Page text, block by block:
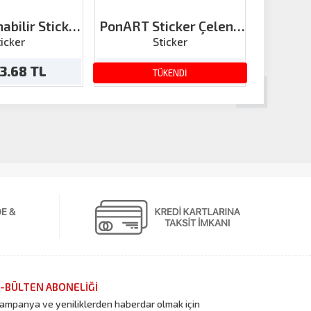
Sticker
TL TÜKENDİ
PonART Sticker Çelenk
Altın
Sticker
24.99 TL
BÜLTEN ABONELİĞİ
ve yeniliklerden haberdar olmak için